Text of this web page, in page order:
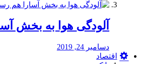
آلودگی هوا به بخش
دسامبر 24, 2019
اقتصاد